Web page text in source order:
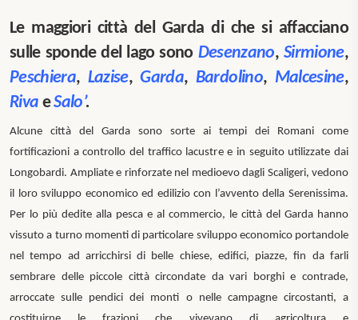
Le maggiori città del Garda di che si affacciano
sulle sponde del lago sono Desenzano, Sirmione,
Peschiera, Lazise,Garda, Bardolino, Malcesine,
Riva eSalo’.
Alcune città del Garda sono sorte ai tempi dei Romani come
fortificazioni a controllo del traffico lacustre e in seguito utilizzate dai
Longobardi. Ampliate e rinforzate nel medioevo dagli Scaligeri, vedono
il loro sviluppo economico ed edilizio con l’avvento della Serenissima.
Per lo più dedite alla pesca e al commercio, le città del Garda hanno
vissuto a turno momenti di particolare sviluppo economico portandole
nel tempo ad arricchirsi di belle chiese, edifici, piazze, fin da farli
sembrare delle piccole città circondate da vari borghi e contrade,
arroccate sulle pendici dei monti o nelle campagne circostanti, a